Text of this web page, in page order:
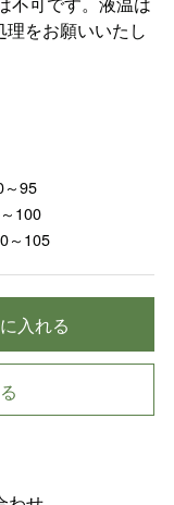
をお願いいたし
95
100
～105
入れる